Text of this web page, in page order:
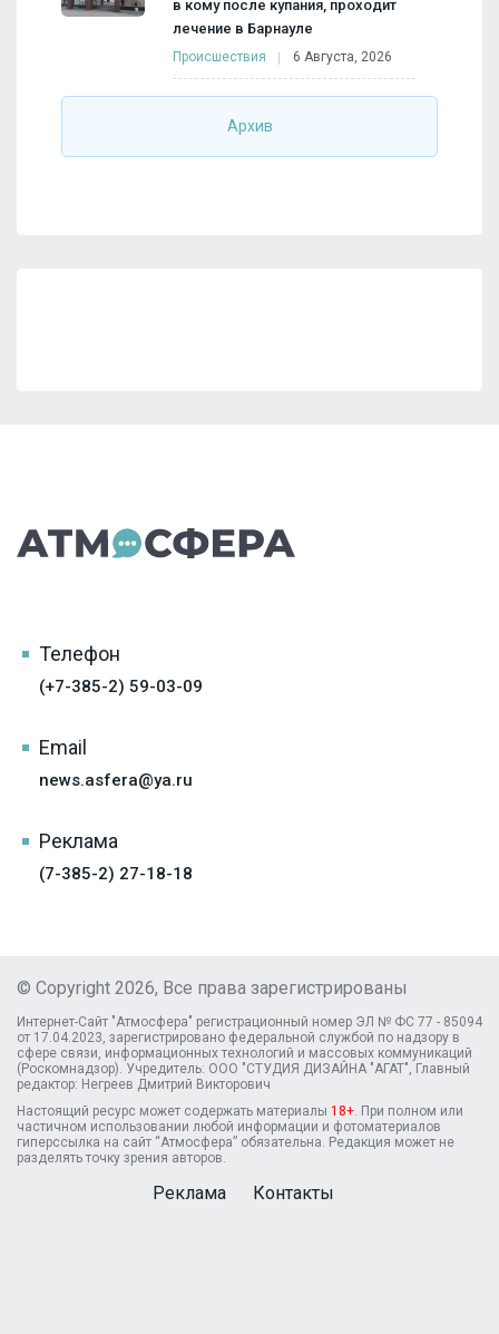
в кому после купания, проходит
лечение в Барнауле
Происшествия 6 Августа, 2026
Архив
Телефон
(+7-385-2) 59-03-09
Email
news.asfera@ya.ru
Реклама
(7-385-2) 27-18-18
© Copyright 2026, Все права зарегистрированы
Интернет-Сайт "Атмосфера" регистрационный номер ЭЛ № ФС 77 - 85094
от 17.04.2023, зарегистрировано федеральной службой по надзору в
сфере связи, информационных технологий и массовых коммуникаций
(Роскомнадзор). Учредитель: ООО "СТУДИЯ ДИЗАЙНА "АГАТ", Главный
редактор: Негреев Дмитрий Викторович
Настоящий ресурс может содержать материалы 18+. При полном или
частичном использовании любой информации и фотоматериалов
гиперссылка на сайт “Атмосфера” обязательна. Редакция может не
разделять точку зрения авторов.
Реклама Контакты